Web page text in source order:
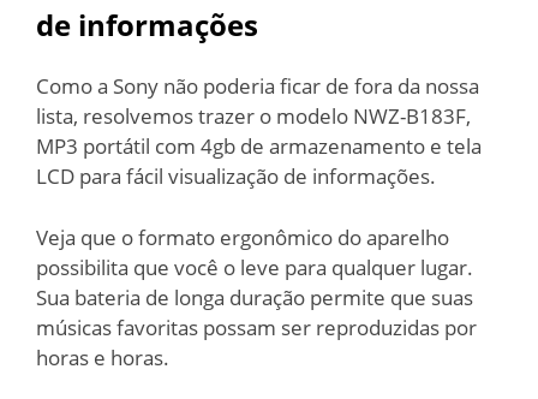
de informações
Como a Sony não poderia ficar de fora da nossa
lista, resolvemos trazer o modelo NWZ-B183F,
MP3 portátil com 4gb de armazenamento e tela
LCD para fácil visualização de informações.
Veja que o formato ergonômico do aparelho
possibilita que você o leve para qualquer lugar.
Sua bateria de longa duração permite que suas
músicas favoritas possam ser reproduzidas por
horas e horas.